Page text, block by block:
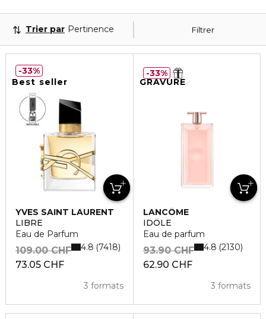
Filtrer
Trier par Pertinence
Best seller
YVES SAINT LAURENT
LIBRE
Eau de Parfum
73.05 CHF
109.00 CHF
3 formats
4.8 7418
33%
GRAVURE
LANCÔME
IDÔLE
Eau de parfum
62.90 CHF
93.90 CHF
3 formats
4.8 2130
33%